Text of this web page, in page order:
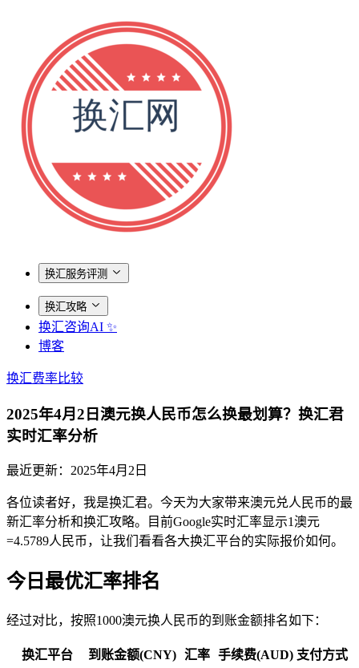
换汇服务评测
换汇攻略
换汇咨询AI ✨
博客
换汇费率比较
2025年4月2日澳元换人民币怎么换最划算？换汇君
实时汇率分析
最近更新： 2025年4月2日
各位读者好，我是换汇君。今天为大家带来澳元兑人民币的最
新汇率分析和换汇攻略。目前Google实时汇率显示1澳元
=4.5789人民币，让我们看看各大换汇平台的实际报价如何。
今日最优汇率排名
经过对比，按照1000澳元换人民币的到账金额排名如下：
换汇平台 到账金额(CNY) 汇率 手续费(AUD) 支付方式